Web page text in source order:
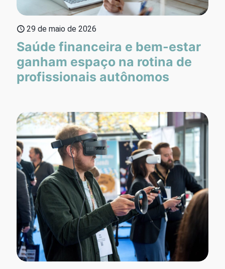
29 de maio de 2026
Saúde financeira e bem-estar
ganham espaço na rotina de
profissionais autônomos